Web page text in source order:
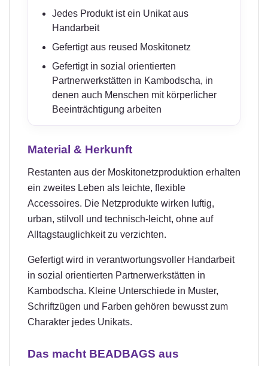
Jedes Produkt ist ein Unikat aus
Handarbeit
Gefertigt aus reused Moskitonetz
Gefertigt in sozial orientierten
Partnerwerkstätten in Kambodscha, in
denen auch Menschen mit körperlicher
Beeinträchtigung arbeiten
Material & Herkunft
Restanten aus der Moskitonetzproduktion erhalten
ein zweites Leben als leichte, flexible
Accessoires. Die Netzprodukte wirken luftig,
urban, stilvoll und technisch-leicht, ohne auf
Alltagstauglichkeit zu verzichten.
Gefertigt wird in verantwortungsvoller Handarbeit
in sozial orientierten Partnerwerkstätten in
Kambodscha. Kleine Unterschiede in Muster,
Schriftzügen und Farben gehören bewusst zum
Charakter jedes Unikats.
Das macht BEADBAGS aus